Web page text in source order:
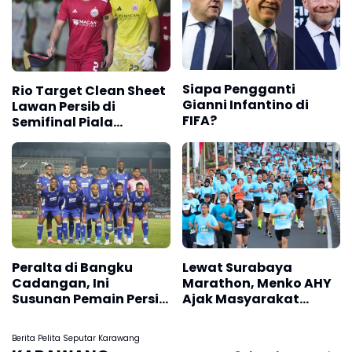
Rio Target Clean Sheet
Lawan Persib di
Semifinal Piala
Presiden 2026
Siapa Pengganti
Gianni Infantino di
FIFA?
Peralta di Bangku
Cadangan, Ini
Susunan Pemain Persib
Lewat Surabaya
Marathon, Menko AHY
Ajak Masyarakat
Berita Pelita Seputar Karawang